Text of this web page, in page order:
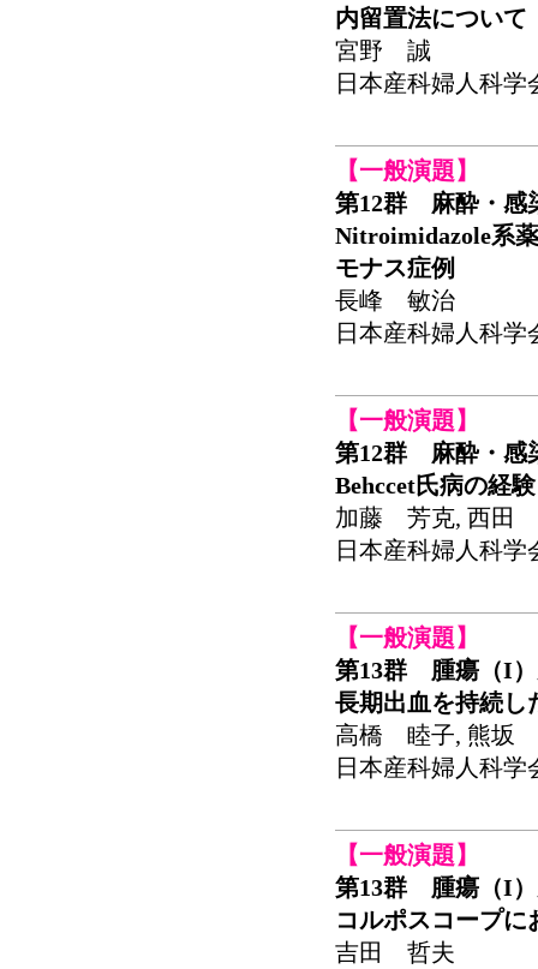
内留置法について
宮野 誠
日本産科婦人科学
【一般演題】
第12群 麻酔・感
Nitroimidazole系
モナス症例
長峰 敏治
日本産科婦人科学
【一般演題】
第12群 麻酔・感
Behccet氏病の経験
加藤 芳克, 西田
日本産科婦人科学
【一般演題】
第13群 腫瘍（I）
長期出血を持続し
高橋 睦子, 熊坂
日本産科婦人科学
【一般演題】
第13群 腫瘍（I）
コルポスコープ
吉田 哲夫